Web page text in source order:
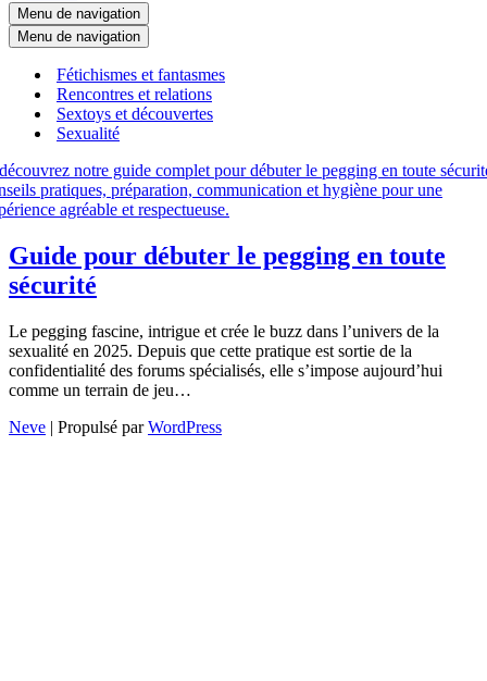
Menu de navigation
Menu de navigation
Fétichismes et fantasmes
Rencontres et relations
Sextoys et découvertes
Sexualité
Guide pour débuter le pegging en toute
sécurité
Le pegging fascine, intrigue et crée le buzz dans l’univers de la
sexualité en 2025. Depuis que cette pratique est sortie de la
confidentialité des forums spécialisés, elle s’impose aujourd’hui
comme un terrain de jeu…
Neve | Propulsé parWordPress